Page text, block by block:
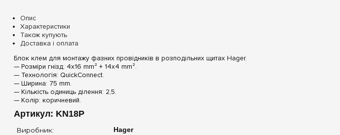
Опис
Характеристики
Також купують
Доставка і оплата
Блок клем для монтажу фазних провідників в розподільних щитах Hager.
— Розміри гнізд: 4х16 mm² + 14x4 mm².
— Технологія: QuickConnect.
— Ширина: 75 mm.
— Кількість одиниць ділення: 2,5.
— Колір: коричневий.
Артикул: KN18P
Виробник: Hager